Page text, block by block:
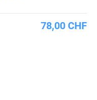
78,00 CHF